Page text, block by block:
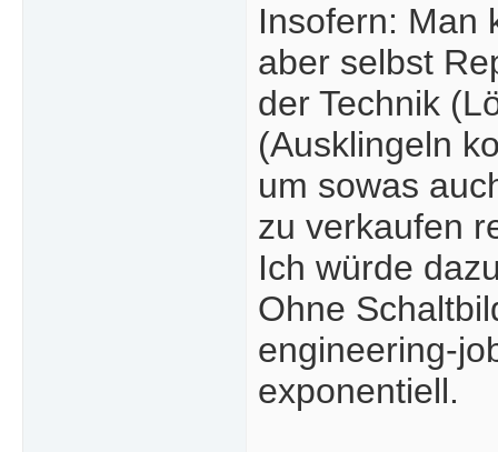
Insofern: Man
aber selbst
der Technik
(Ausklingeln
um sowas
zu verkaufen
Ich würde
Ohne
engineering-
exponentiell.